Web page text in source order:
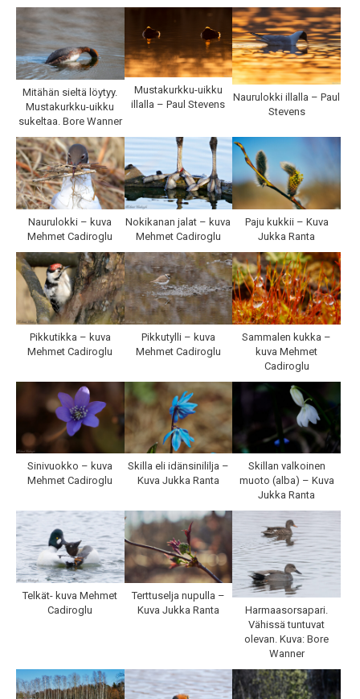
Mitähän sieltä löytyy.
Mustakurkku-uikku
sukeltaa. Bore Wanner
Mustakurkku-uikku
illalla – Paul Stevens
Naurulokki illalla – Paul
Stevens
Naurulokki – kuva
Mehmet Cadiroglu
Nokikanan jalat – kuva
Mehmet Cadiroglu
Paju kukkii – Kuva
Jukka Ranta
Pikkutikka – kuva
Mehmet Cadiroglu
Pikkutylli – kuva
Mehmet Cadiroglu
Sammalen kukka –
kuva Mehmet
Cadiroglu
Sinivuokko – kuva
Mehmet Cadiroglu
Skilla eli idänsinililja –
Kuva Jukka Ranta
Skillan valkoinen
muoto (alba) – Kuva
Jukka Ranta
Telkät- kuva Mehmet
Cadiroglu
Terttuselja nupulla –
Kuva Jukka Ranta
Harmaasorsapari.
Vähissä tuntuvat
olevan. Kuva: Bore
Wanner